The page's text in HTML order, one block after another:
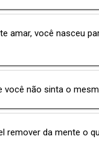
amar, você nasceu
você não sinta o
remover da mente o